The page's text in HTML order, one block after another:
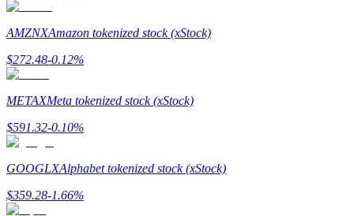
Блокировки BTR
AMZNXAmazon tokenized stock (xStock)
$272.48-0.12%
METAXMeta tokenized stock (xStock)
$591.32-0.10%
GOOGLXAlphabet tokenized stock (xStock)
$359.28-1.66%